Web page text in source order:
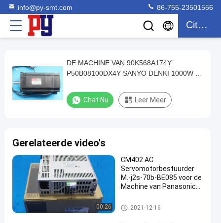
info@py-smt.com 86-755-23501556
Citaat
DE
MACHINE
VAN
90K568A174Y
DENKI
1000W
Y
AIXS
YAMAHA
DE MACHINE VAN 90K568A174Y
P50B08100DX4Y SANYO DENKI 1000W Y
Chat Nu Leer Meer
Gerelateerde video's
00:26
CM402 AC
Servomotorbestuurder
M.-j2s-70b-BE085 voor de
Machine van Panasonic
servomotorbestuurder
2021-12-16